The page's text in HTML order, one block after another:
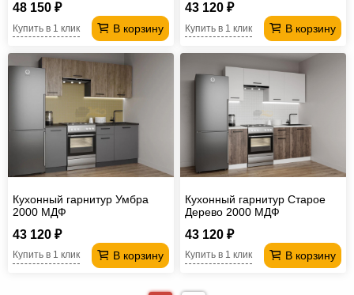
48 150 ₽
В корзину
Купить в 1 клик
43 120 ₽
В корзину
Купить в 1 клик
Кухонный гарнитур Умбра
2000 МДФ
43 120 ₽
В корзину
Купить в 1 клик
Кухонный гарнитур Старое
Дерево 2000 МДФ
43 120 ₽
В корзину
Купить в 1 клик